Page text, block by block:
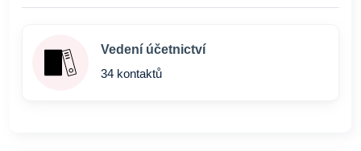
Vedení účetnictví
34 kontaktů